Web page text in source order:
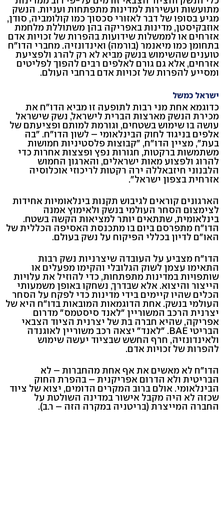
מתועשות ועשירות למדינות מתפתחות ועניות. הנשק
מגיע בסופו של דבר לאזורי סכסוך כמו קולומביה, סודן,
אוזבקיסטן, מדינות באפריקה בהן משתוללת מלחמת
אזרחים או לממשלות שידועות בהפרות של זכויות אדם
בתחומן כמו מיאנמר (בורמה) ואינדונזיה. מחברי הדו"ח
טוענים שהשימוש בנשק מביא לא רק להרג ולפציעת
אזרחים, אלא גם גורם לאלפים רבים להפוך לפליטים
ומסייע להפרות של זכויות אדם ברחבי העולם.
ישראל כמשל
כדוגמא אחת מני רבות לתופעה זו מביא הדו"ח את
מכירת הנשק מארצות הברית לישראל, נשק שישראל
עושה בו שימוש בשטחים, וגורמת למותם ופציעתם של
אלפים בניגוד לחוק הבינלאומי – לשון הדו"ח. "בה
בעת", מציין הדו"ח, "קבוצות פלסטיניות חמושות
משתמשות ברקטות, חגורות נפץ ופצצות אחרות כדי
להרוג ולפצוע מאות ישראלים, והארגון החמוש
הלבנוני חיזבאללה ירה רקטות לריכוזי אוכלוסיה
אזרחית בצפון ישראל".
הארגונים קוראים לגיבוש תקנות בינלאומיות אחידות
לצימצום הסחר העולמי בנשק ולאימוץ אמנה
בינלאומית, שתתאים יותר למציאות הקשה בשטח.
הדו"ח מתפרסם ביום בו מתכנסת האסיפה הכללית של
האו"ם לדיון בכללי הפיקוח על נשק בעולם.
הדו"ח מצביע על העובדה שיצרניות נשק רבות
התאימו עצמן לשוק הגלובלי והקימו מפעלים או
שותפויות במדינות מתפתחות, כדי להוזיל את עלויות
הייצור והיצוא. אלא שבדרך, נשחקו באופן משמעותי
הכלים שהיו קיימים בידי מדינות כדי לפקח על הסחר
העולמי בנשק. אחת הדוגמאות המובאות בדו"ח היא של
יצרנית הרכב המשוריין "לאנד סיסטמס" מדרום
אפריקה, שהיא חברה בת של יצרנית הציוד הצבאי
הבריטי BAE. "לאנד" יצאה רכב משוריין לאוגנדה
ולאינדונזיה, חרף החשש שבציוד יעשה שימוש
להפרות של זכויות אדם.
הדו"ח לא מאשים את אף אחת מהחברות – לא
הבריטית ולא הדרום אפריקנית – בהפרת החוק
הבינלאומי. אולם ברוב המקרים הדומים, יצוא של ציוד
שכזה לא היה מקבל אישור במדינה השולטת על
החברה המייצרת (בריטניה במקרה הזה – ר.ב).